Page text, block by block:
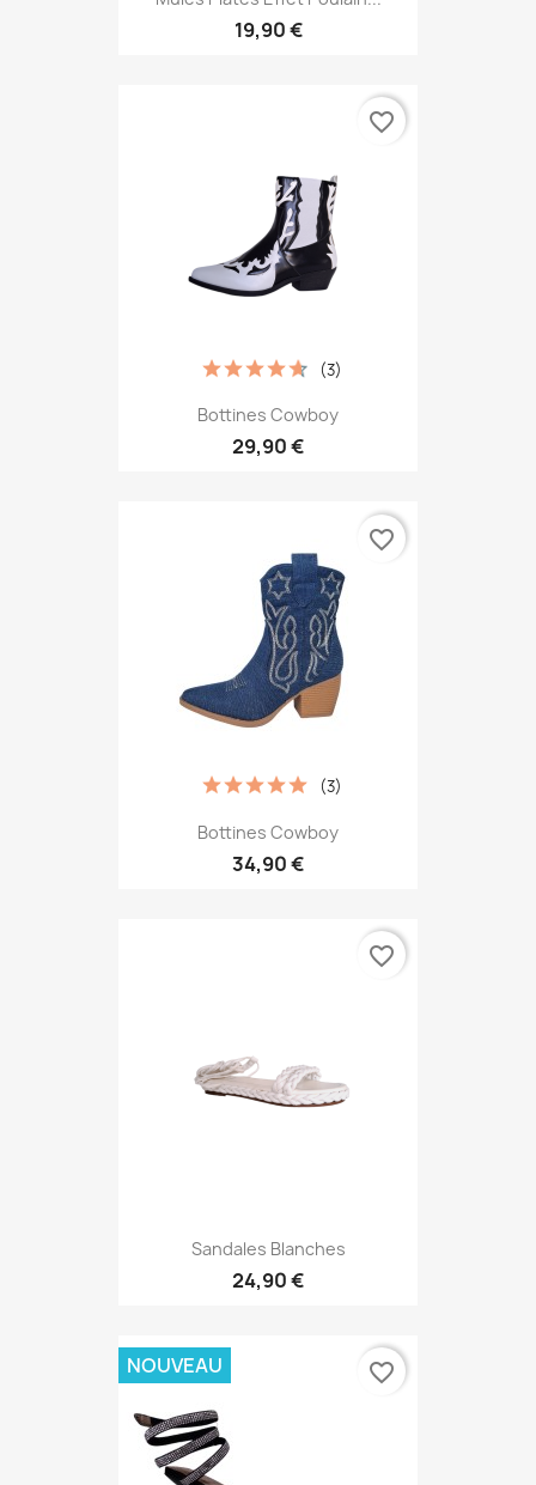
19,90 €
Bottines Cowboy
29,90 €
(3)
favorite_border
Bottines Cowboy
34,90 €
(3)
favorite_border
Sandales Blanches
24,90 €
favorite_border
NOUVEAU favorite_border